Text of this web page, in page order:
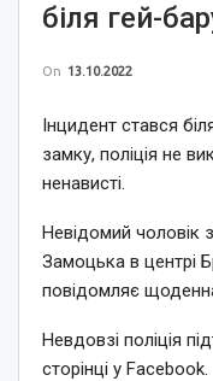
біля гей-
On 13.10.2022
Інцидент стався
замку, поліція не
ненависті.
Невідомий чоловік
Замоцька в центрі
повідомляє
Невдовзі поліція
сторінці у Facebook.